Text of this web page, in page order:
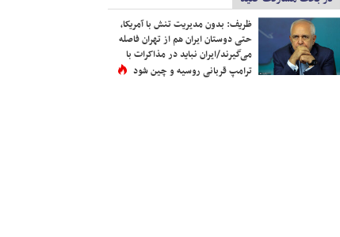
ظریف: بدون مدیریت تنش با آمریکا،
حتی دوستان ایران هم از تهران فاصله
می‌گیرند/ایران نباید در مذاکرات با
ترامپ قربانی روسیه و چین شود